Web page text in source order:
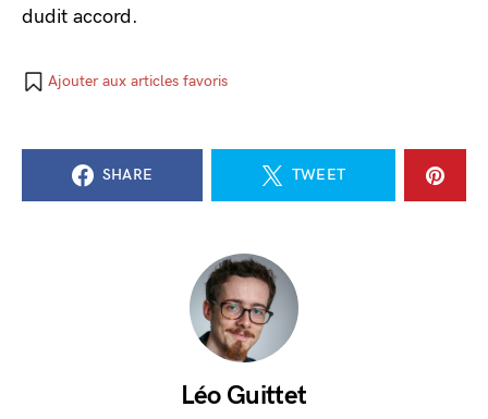
dudit accord.
Ajouter aux articles favoris
SHARE TWEET
Léo Guittet